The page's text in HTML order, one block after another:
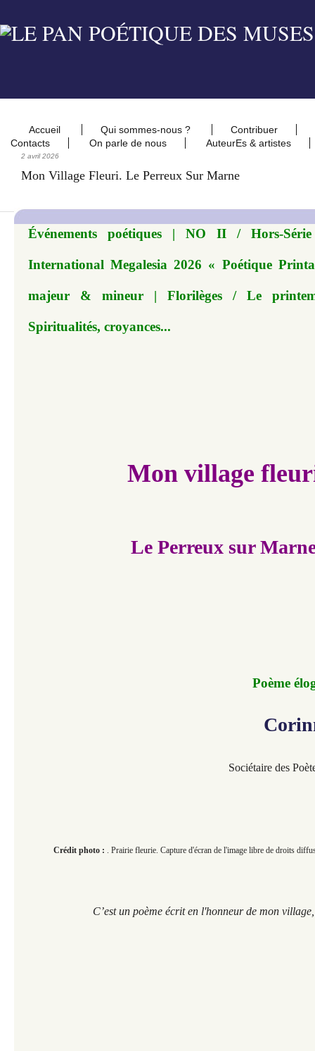
Accueil Qui sommes-nous ?
Contribuer
Contacts
On parle de nous AuteurEs & artistes
2 avril 2026
Mon Village Fleuri. Le Perreux Sur Marne
Événements poétiques | NO II / Hors-
International Megalesia 2026 « Poétique
majeur & mineur | Florilèges / Le
Spiritualités, croyances...
Mon village
Le Perreux sur
Poème
Sociétaire des
Crédit photo : . Prairie fleurie. Capture d'écran de l'image libre de droits
C’est un poème écrit en l'honneur de mon